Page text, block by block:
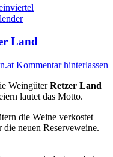
Land
Kommentar hinterlassen
WeingüterRetzer Land
lautet das Motto.
die Weine verkostet
neuen Reserveweine.